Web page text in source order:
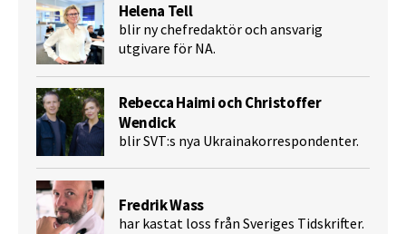
Helena Tell
blir ny chefredaktör och ansvarig
utgivare för NA.
Rebecca Haimi och Christoffer
Wendick
blir SVT:s nya Ukrainakorrespondenter.
Fredrik Wass
har kastat loss från Sveriges Tidskrifter.